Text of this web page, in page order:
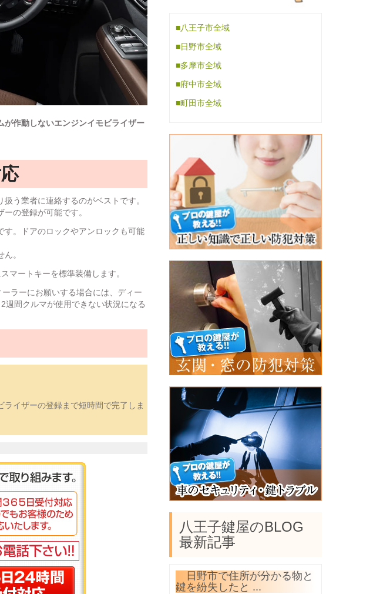
が作動しないエンジンイモビライザー
扱う業者に連絡するのがベストです。
の登録が可能です。
す。ドアのロックやアンロックも可能
。
マートキーを標準装備します。
ラーにお願いする場合には、ディー
週間クルマが使用できない状況になる
イザーの登録まで短時間で完了しま
■八王子市全域
■日野市全域
■多摩市全域
■府中市全域
■町田市全域
八王子鍵屋のBLOG
最新記事
日野市で住所が分かる物と
鍵を紛失したと ...